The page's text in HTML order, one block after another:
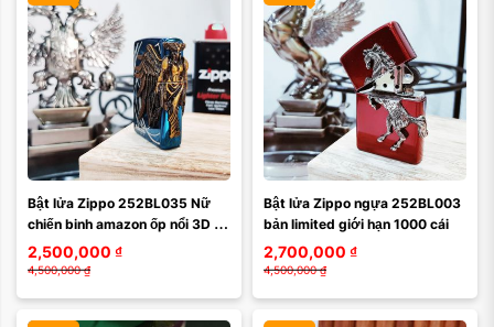
Bật lửa Zippo 252BL035 Nữ
chiến binh amazon ốp nổi 3D
kèm gạt tàn bật lửa
2,500,000 ₫
4,500,000 ₫
Bật lửa Zippo ngựa 252BL003
bản limited giới hạn 1000 cái
2,700,000 ₫
4,500,000 ₫
Màu mặt:
Xóa
Màu mặt:
Xóa